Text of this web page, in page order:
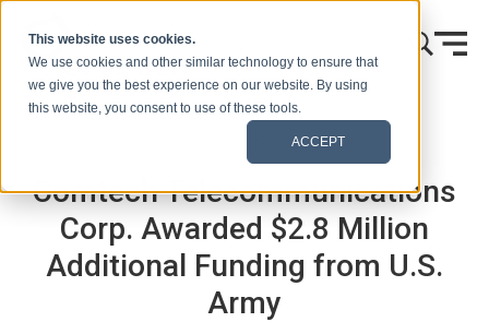
This website uses cookies.
We use cookies and other similar technology to ensure that
we give you the best experience on our website. By using
this website, you consent to use of these tools.
ACCEPT
보도 자료
Comtech Telecommunications
Corp. Awarded $2.8 Million
Additional Funding from U.S.
Army